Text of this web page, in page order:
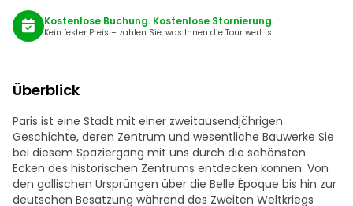
Kostenlose Buchung. Kostenlose Stornierung.
Kein fester Preis – zahlen Sie, was Ihnen die Tour wert ist.
Überblick
Paris ist eine Stadt mit einer zweitausendjährigen
Geschichte, deren Zentrum und wesentliche Bauwerke Sie
bei diesem Spaziergang mit uns durch die schönsten
Ecken des historischen Zentrums entdecken können. Von
den gallischen Ursprüngen über die Belle Époque bis hin zur
deutschen Besatzung während des Zweiten Weltkriegs